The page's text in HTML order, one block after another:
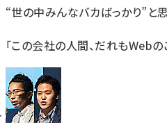
“世の中みんなバカばっかり”と
「この会社の人間、だれもWeb